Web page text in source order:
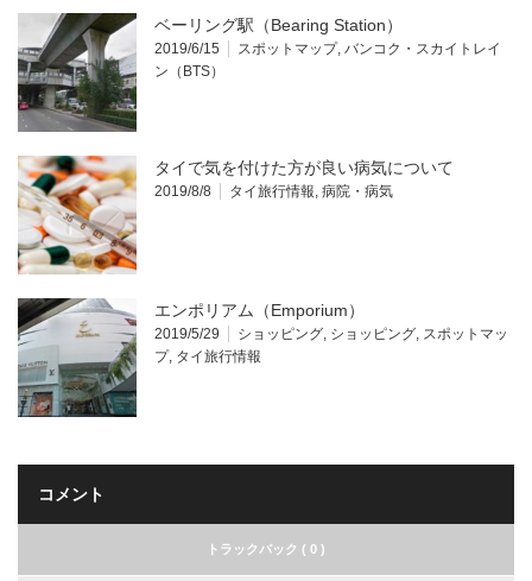
ベーリング駅（Bearing Station）
2019/6/15 スポットマップ, バンコク・スカイトレイ
ン（BTS）
タイで気を付けた方が良い病気について
2019/8/8 タイ旅行情報, 病院・病気
エンポリアム（Emporium）
2019/5/29 ショッピング, ショッピング, スポットマッ
プ, タイ旅行情報
コメント
トラックバック ( 0 )